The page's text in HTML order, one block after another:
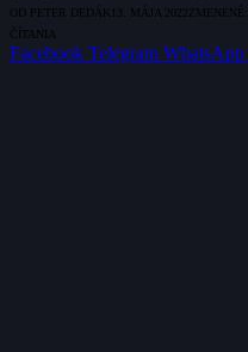
OD PETER DEDÁK 13. MÁJA 2022 ZMENENÉ:
ČÍTANIA
Facebook Telegram WhatsApp